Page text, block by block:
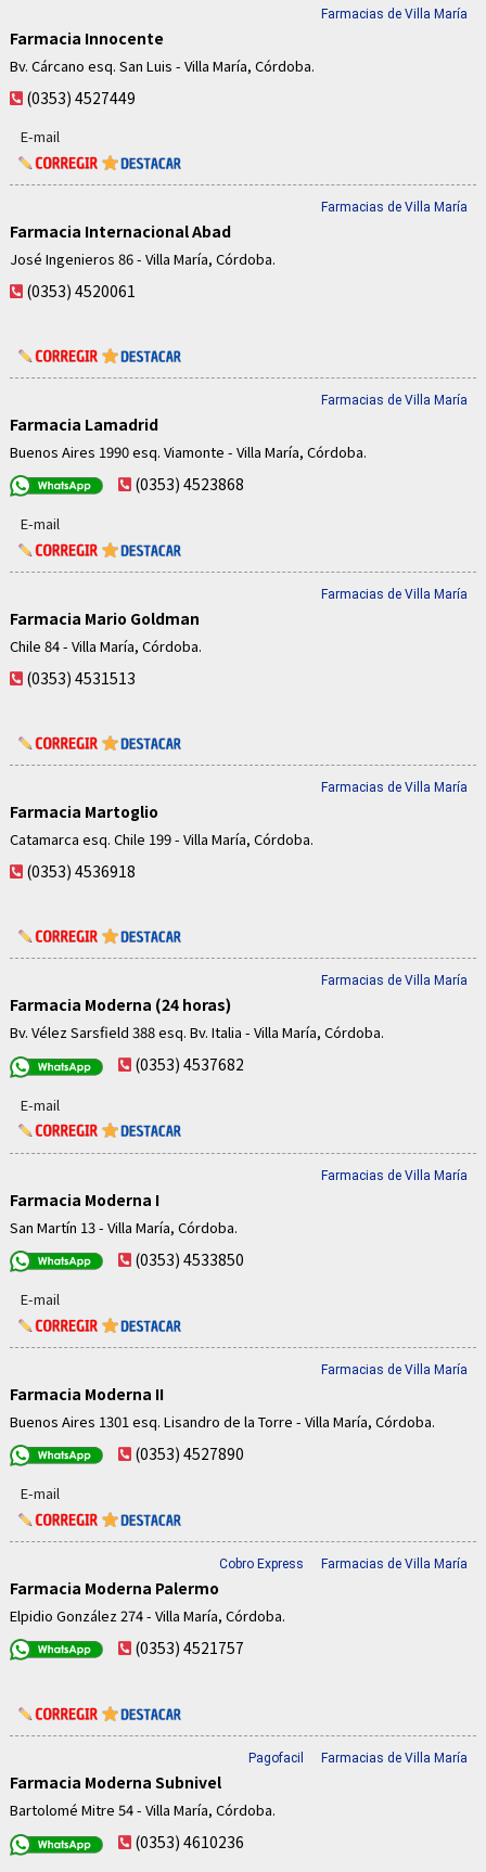
Farmacias de Villa María
Farmacia Innocente
Bv. Cárcano esq. San Luis - Villa María, Córdoba.
(0353) 4527449
E-mail
Farmacias de Villa María
Farmacia Internacional Abad
José Ingenieros 86 - Villa María, Córdoba.
(0353) 4520061
Farmacias de Villa María
Farmacia Lamadrid
Buenos Aires 1990 esq. Viamonte - Villa María, Córdoba.
(0353) 4523868
E-mail
Farmacias de Villa María
Farmacia Mario Goldman
Chile 84 - Villa María, Córdoba.
(0353) 4531513
Farmacias de Villa María
Farmacia Martoglio
Catamarca esq. Chile 199 - Villa María, Córdoba.
(0353) 4536918
Farmacias de Villa María
Farmacia Moderna (24 horas)
Bv. Vélez Sarsfield 388 esq. Bv. Italia - Villa María, Córdoba.
(0353) 4537682
E-mail
Farmacias de Villa María
Farmacia Moderna I
San Martín 13 - Villa María, Córdoba.
(0353) 4533850
E-mail
Farmacias de Villa María
Farmacia Moderna II
Buenos Aires 1301 esq. Lisandro de la Torre - Villa María, Córdoba.
(0353) 4527890
E-mail
Cobro Express Farmacias de Villa María
Farmacia Moderna Palermo
Elpidio González 274 - Villa María, Córdoba.
(0353) 4521757
Pagofacil Farmacias de Villa María
Farmacia Moderna Subnivel
Bartolomé Mitre 54 - Villa María, Córdoba.
(0353) 4610236